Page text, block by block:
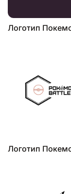
Логотип
Логотип